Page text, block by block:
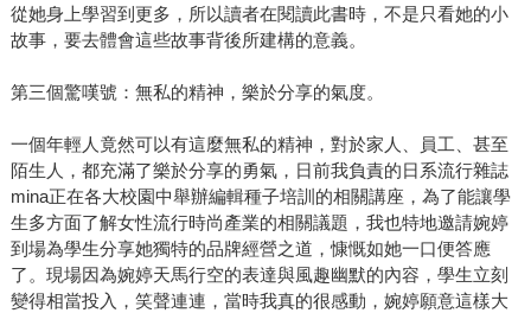
從她身上學習到更多，所以讀者在閱讀此書時，不是只看她的小
故事，要去體會這些故事背後所建構的意義。
第三個驚嘆號：無私的精神，樂於分享的氣度。
一個年輕人竟然可以有這麼無私的精神，對於家人、員工、甚至
陌生人，都充滿了樂於分享的勇氣，日前我負責的日系流行雜誌
mina正在各大校園中舉辦編輯種子培訓的相關講座，為了能讓學
生多方面了解女性流行時尚產業的相關議題，我也特地邀請婉婷
到場為學生分享她獨特的品牌經營之道，慷慨如她一口便答應
了。現場因為婉婷天馬行空的表達與風趣幽默的內容，學生立刻
變得相當投入，笑聲連連，當時我真的很感動，婉婷願意這樣大